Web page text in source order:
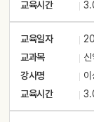
교육시간
교육일자
교과목
강사명
교육시간